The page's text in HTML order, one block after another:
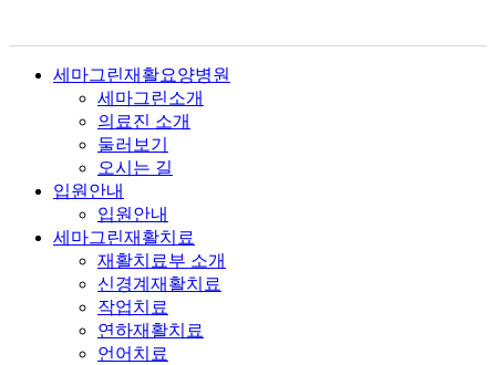
세마그린재활요양병원
세마그린소개
의료진 소개
둘러보기
오시는 길
입원안내
입원안내
세마그린재활치료
재활치료부 소개
신경계재활치료
작업치료
연하재활치료
언어치료